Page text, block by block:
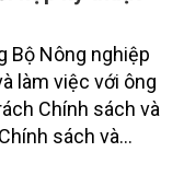
Bộ Nông nghiệp
làm việc với ông
Chính sách và
sách và